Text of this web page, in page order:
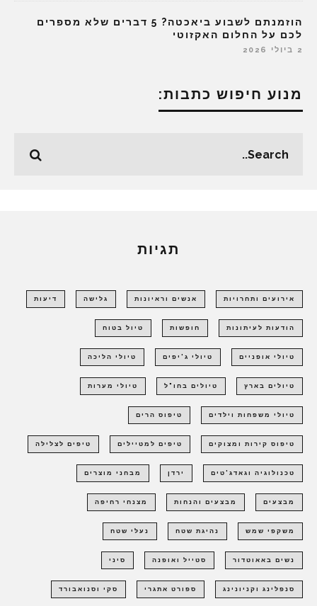
הוזמנתם לשבוע ביאכטה? 5 דברים שלא מספרים
לכם על החלום האקזוטי
2 ביולי 2026
מנוע חיפוש כתבות:
תגיות
אירועים ותחרויות אנשים וראיונות גלישה דיעות
הודעות לעיתונות חופשות טיול בטוח
טיולי אופניים טיולי ג'יפים טיולי הליכה
טיולים בארץ טיולים בחו"ל טיולי מערות
טיולי משפחות וילדים טיפוס הרים
טיפוס קירות ומצוקים טיפים למטיילים טיפים לצלילה
טכנולוגיה וגאדג'טים ירדן מבחני מוצרים
מבצעים מבצעים והנחות מצנחי רחיפה
משקפי שמש נהיגת שטח נעלי שטח
נשים באאוטדור סטייל ואופנה סיני
סנפלינג וקניונינג ספורט אתגרי סקי וסנואבורד